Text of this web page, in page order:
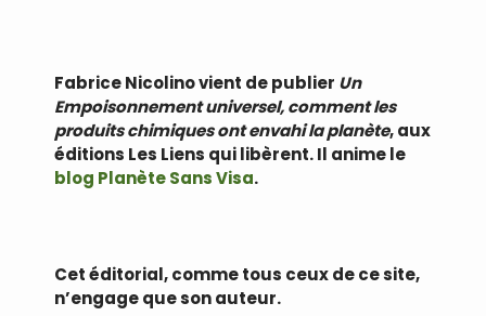
Fabrice Nicolino vient de publier Un
Empoisonnement universel, comment les
produits chimiques ont envahi la planète, aux
éditions Les Liens qui libèrent. Il anime le
blog Planète Sans Visa.
Cet éditorial, comme tous ceux de ce site,
n’engage que son auteur.